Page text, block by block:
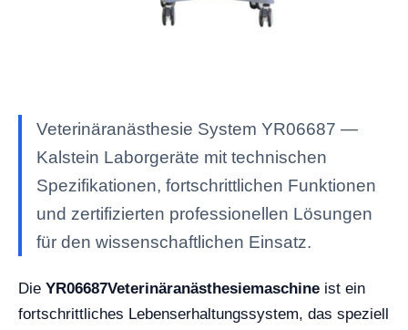
Veterinäranästhesie System YR06687 —
Kalstein Laborgeräte mit technischen
Spezifikationen, fortschrittlichen Funktionen
und zertifizierten professionellen Lösungen
für den wissenschaftlichen Einsatz.
Die YR06687Veterinäranästhesiemaschine ist ein
fortschrittliches Lebenserhaltungssystem, das speziell